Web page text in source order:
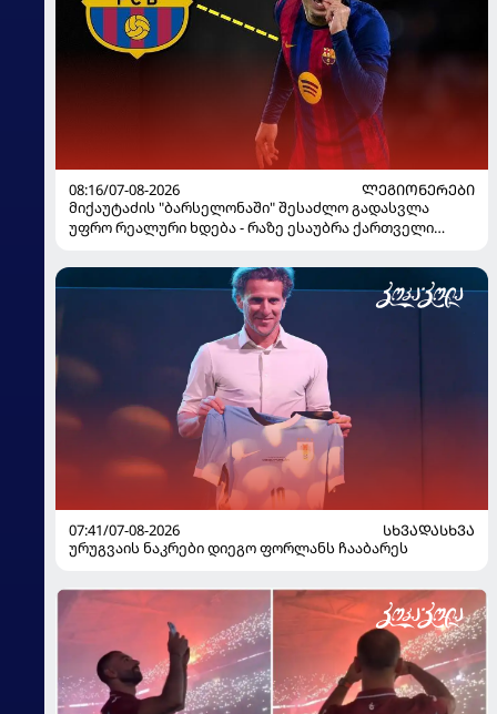
08:16/07-08-2026
ᲚᲔᲒᲘᲝᲜᲔᲠᲔᲑᲘ
მიქაუტაძის "ბარსელონაში" შესაძლო გადასვლა
უფრო რეალური ხდება - რაზე ესაუბრა ქართველი
07:41/07-08-2026
ᲡᲮᲕᲐᲓᲐᲡᲮᲕᲐ
ურუგვაის ნაკრები დიეგო ფორლანს ჩააბარეს